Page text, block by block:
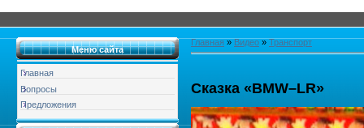
Меню сайта
Главная
Вопросы
Предложения
Главная » Видео » Транспорт
Сказка «BMW–LR»